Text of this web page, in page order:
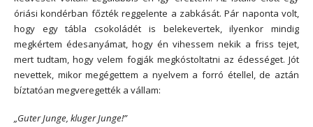
óriási kondérban főzték reggelente a zabkását. Pár naponta volt,
hogy egy tábla csokoládét is belekevertek, ilyenkor mindig
megkértem édesanyámat, hogy én vihessem nekik a friss tejet,
mert tudtam, hogy velem fogják megkóstoltatni az édességet. Jót
nevettek, mikor megégettem a nyelvem a forró étellel, de aztán
bíztatóan megveregették a vállam:
„Guter Junge, kluger Junge!”